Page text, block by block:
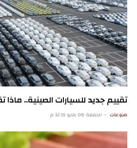
تقييم جديد للسيارات الصينية.. ماذا
منوعات الجمعة 08 مايو 12:15 م